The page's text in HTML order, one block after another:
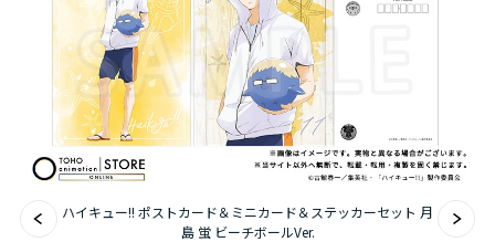
ハイキュー!!ジャージ＆ユニフォーム
『無職転生Ⅲ ～異世界行ったら本気だす～』
『ふつつかな悪女ではございますが ～雛宮蝶鼠と
ハイキュー!! ポストカード＆ミニカード＆ステッカーセット 月
島 蛍 ビーチボールVer.